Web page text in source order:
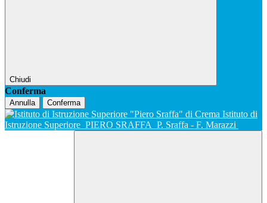
Chiudi
Conferma
Annulla Conferma
Istituto di
Istruzione Superiore PIERO SRAFFA P. Sraffa - F. Marazzi